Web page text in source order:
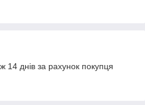
14 днів за рахунок покупця